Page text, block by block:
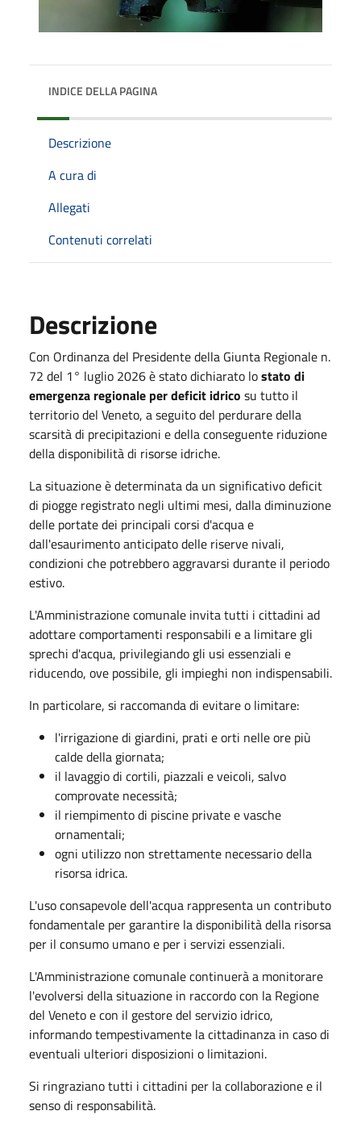
INDICE DELLA PAGINA
Descrizione
A cura di
Allegati
Contenuti correlati
Descrizione
Con Ordinanza del Presidente della Giunta Regionale n.
72 del 1° luglio 2026 è stato dichiarato lostato di
emergenza regionale per deficit idrico su tutto il
territorio del Veneto, a seguito del perdurare della
scarsità di precipitazioni e della conseguente riduzione
della disponibilità di risorse idriche.
La situazione è determinata da un significativo deficit
di piogge registrato negli ultimi mesi, dalla diminuzione
delle portate dei principali corsi d'acqua e
dall'esaurimento anticipato delle riserve nivali,
condizioni che potrebbero aggravarsi durante il periodo
estivo.
L'Amministrazione comunale invita tutti i cittadini ad
adottare comportamenti responsabili e a limitare gli
sprechi d'acqua, privilegiando gli usi essenziali e
riducendo, ove possibile, gli impieghi non indispensabili.
In particolare, si raccomanda di evitare o limitare:
l'irrigazione di giardini, prati e orti nelle ore più
calde della giornata;
il lavaggio di cortili, piazzali e veicoli, salvo
comprovate necessità;
il riempimento di piscine private e vasche
ornamentali;
ogni utilizzo non strettamente necessario della
risorsa idrica.
L'uso consapevole dell'acqua rappresenta un contributo
fondamentale per garantire la disponibilità della risorsa
per il consumo umano e per i servizi essenziali.
L'Amministrazione comunale continuerà a monitorare
l'evolversi della situazione in raccordo con la Regione
del Veneto e con il gestore del servizio idrico,
informando tempestivamente la cittadinanza in caso di
eventuali ulteriori disposizioni o limitazioni.
Si ringraziano tutti i cittadini per la collaborazione e il
senso di responsabilità.